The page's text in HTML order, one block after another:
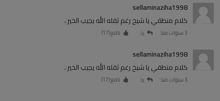
sellaminaziha1998
كلام منطقي يا شيخ رغم ثقله الله يجيب الخير ،
3 سنوات منذ رد نافع (17
)
sellaminaziha1998
كلام منطقي يا شيخ رغم ثقله الله يجيب الخير ،
3 سنوات منذ رد نافع (17
)